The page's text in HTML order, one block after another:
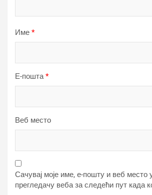
Име *
Е-пошта*
Веб место
Сачувај моје име, е-пошту и веб место
прегледачу веба за следећи пут када